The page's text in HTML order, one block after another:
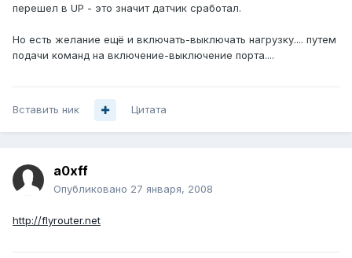
перешел в UP - это значит датчик сработал.
Но есть желание ещё и включать-выключать нагрузку.... путем
подачи команд на включение-выключение порта....
Вставить ник Цитата
a0xff
Опубликовано 27 января, 2008
http://flyrouter.net